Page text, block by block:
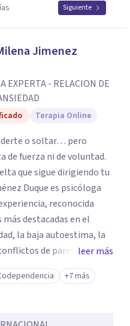
Siguiente
Jimenez
EXPERTA - RELACION DE
Terapia Online
o soltar… pero
de fuerza ni de voluntad.
que sigue dirigiendo tu
reconocida
destacadas en el
la baja autoestima, la
de pareja. Ha
países,
Su enfoque
que lo origina. Su
leer más
+7 más